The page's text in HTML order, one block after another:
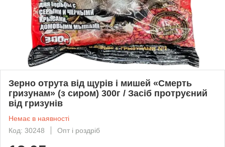
Зерно отрута від щурів і мишей «Смерть
гризунам» (з сиром) 300г / Засіб протруєний
від гризунів
Немає в наявності
Код: 30248
Опт і роздріб